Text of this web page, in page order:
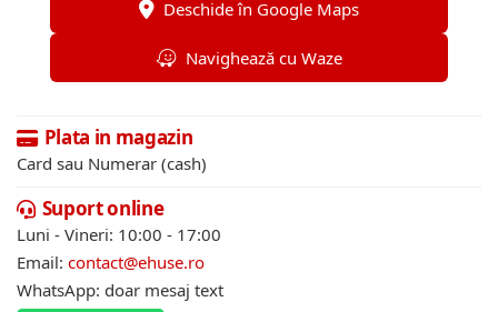
Deschide în Google Maps
Navighează cu Waze
Plata in magazin
Card sau Numerar (cash)
Suport online
Luni - Vineri: 10:00 - 17:00
Email: contact@ehuse.ro
WhatsApp: doar mesaj text